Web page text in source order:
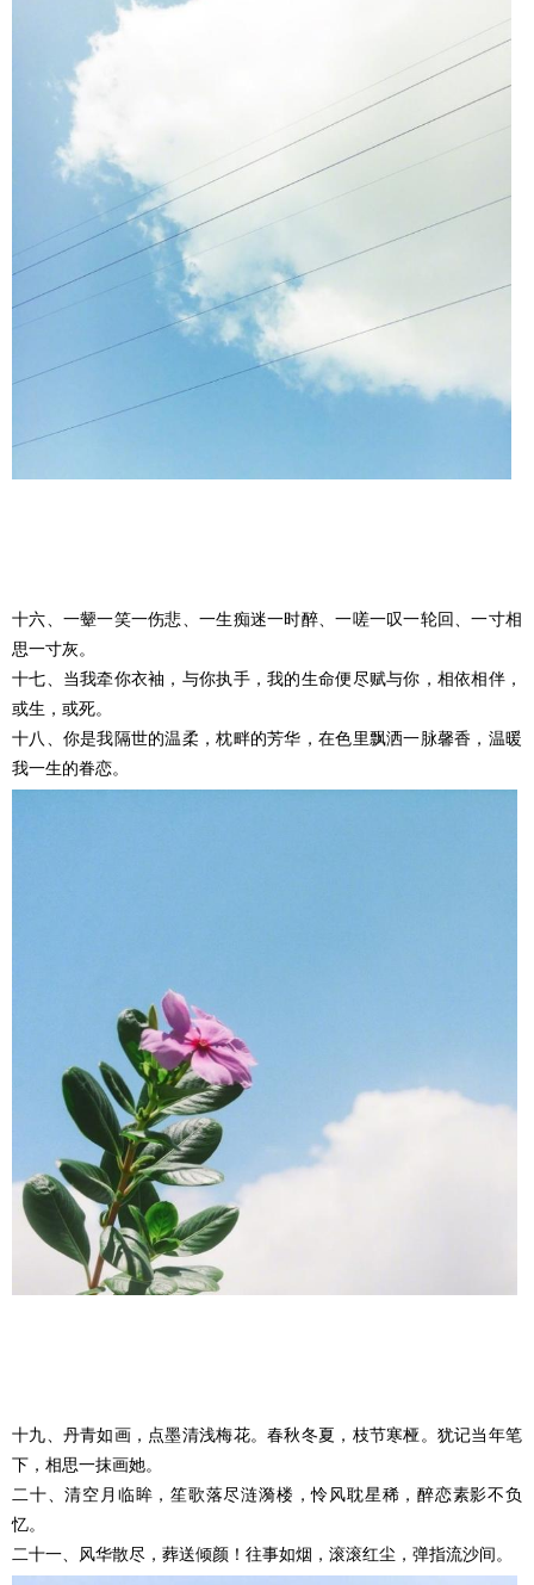
十六、一颦一笑一伤悲、一生痴迷一时醉、一嗟一叹一轮回、一寸相
思一寸灰。
十七、当我牵你衣袖，与你执手，我的生命便尽赋与你，相依相伴，
或生，或死。
十八、你是我隔世的温柔，枕畔的芳华，在色里飘洒一脉馨香，温暖
我一生的眷恋。
十九、丹青如画，点墨清浅梅花。春秋冬夏，枝节寒桠。犹记当年笔
下，相思一抹画她。
二十、清空月临眸，笙歌落尽涟漪楼，怜风耽星稀，醉恋素影不负
忆。
二十一、风华散尽，葬送倾颜！往事如烟，滚滚红尘，弹指流沙间。